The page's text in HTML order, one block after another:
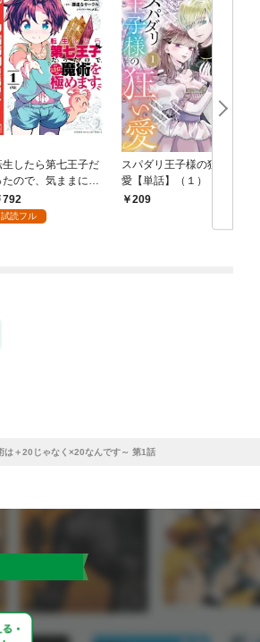
生したら第七王子だ
たので、気ままに魔
を極めます（１）
792
試読フル
スパダリ王子様の狂い
愛【単話】（１）
209
＋20じゃなく×20なんです～ 第1話